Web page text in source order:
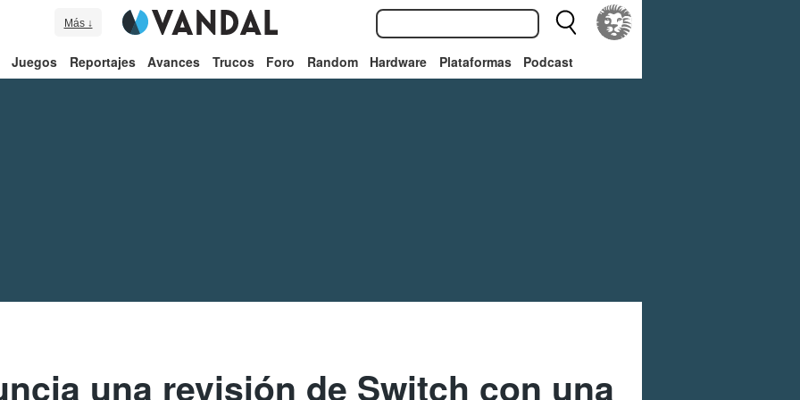
Más ↓
Juegos Reportajes Avances Trucos Foro Random Hardware Plataformas Podcast
una revisión de Switch con una